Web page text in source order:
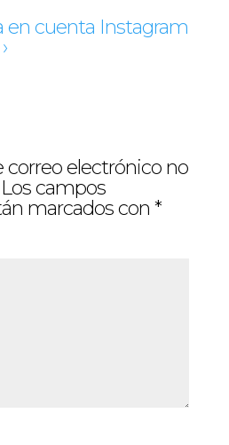
en cuenta Instagram
correo electrónico no
Los campos
marcados con *